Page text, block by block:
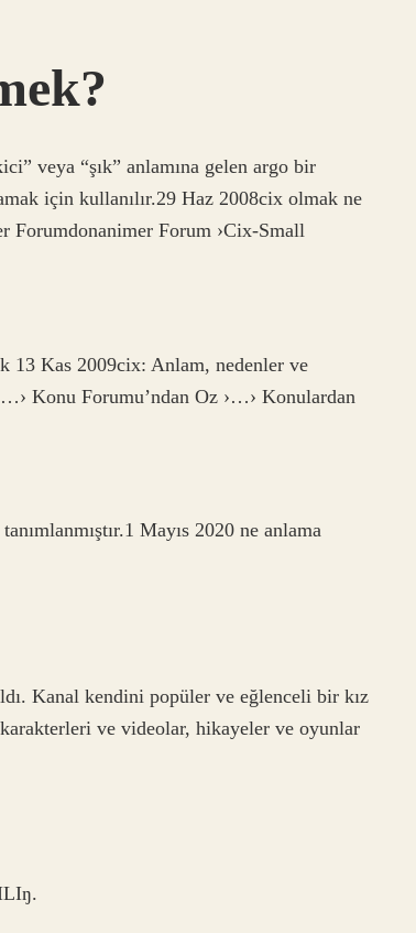
veya “şık” anlamına gelen argo bir
için kullanılır.29 Haz 2008cix olmak ne
Forumdonanimer Forum ›Cix-Small
13 Kas 2009cix: Anlam, nedenler ve
Konu Forumu’ndan Oz ›…› Konulardan
Mayıs 2020 ne anlama
Kanal kendini popüler ve eğlenceli bir kız
ve videolar, hikayeler ve oyunlar